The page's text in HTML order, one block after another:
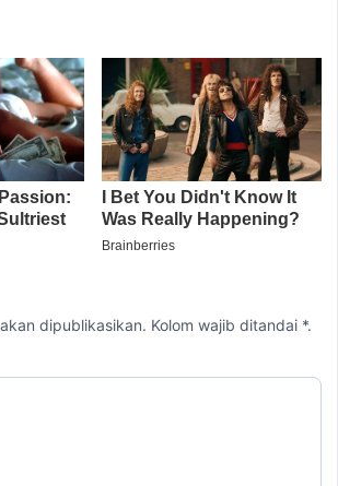
dipublikasikan. Kolom wajib ditandai *.